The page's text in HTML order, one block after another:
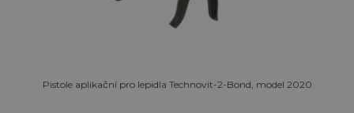
Pistole aplikační pro lepidla Technovit-2-Bond, model 2020